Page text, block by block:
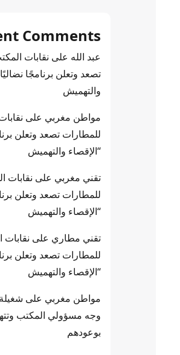
Comments
عبد الله على نقابات
تصعد وتعلن برنامجًا
والتهميش
مواطن مغربي على
للمطارات تصعد وتعلن
“الإقصاء والتهميش
تقني مغربي على نقابات
للمطارات تصعد وتعلن
“الإقصاء والتهميش
تقني مطاري على
للمطارات تصعد وتعلن
“الإقصاء والتهميش
مواطن مغربي على
وجه مسؤولي المكتب
بوعودهم